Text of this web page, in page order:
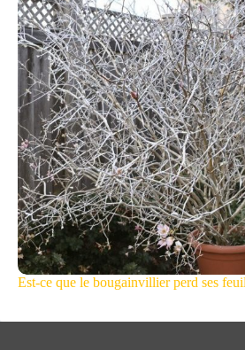
Est-ce que le bougainvillier perd ses